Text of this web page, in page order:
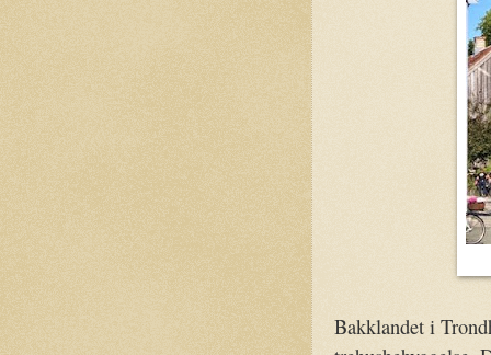
Bakklandet i